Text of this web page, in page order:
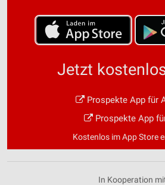
Jetzt
Prospekte App für
Prospekte App
Kostenlos im App Store
In Kooperation